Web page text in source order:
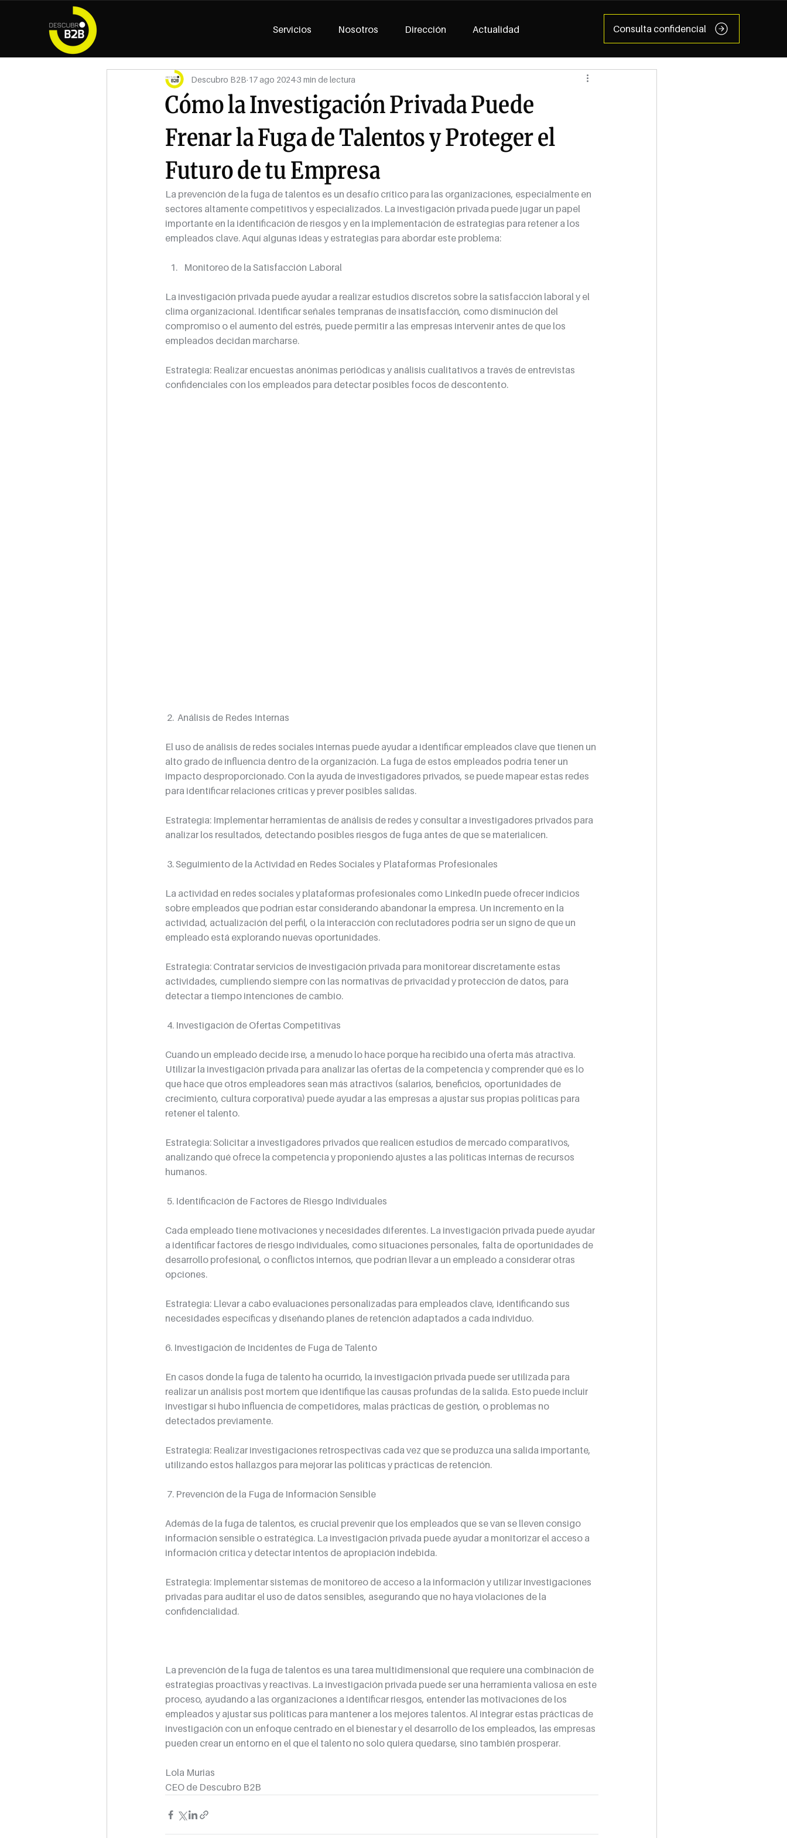
Servicios Nosotros Dirección Actualidad Consulta confidencial
Cómo la Investigación Privada Puede
Frenar la Fuga de Talentos y Proteger el
Futuro de tu Empresa
Descubro B2B 17 ago 20243 min de lectura
La prevención de la fuga de talentos es un desafío crítico para las organizaciones, especialmente en
sectores altamente competitivos y especializados. La investigación privada puede jugar un papel
importante en la identificación de riesgos y en la implementación de estrategias para retener a los
empleados clave. Aquí algunas ideas y estrategias para abordar este problema:
Monitoreo de la Satisfacción Laboral
La investigación privada puede ayudar a realizar estudios discretos sobre la satisfacción laboral y el
clima organizacional. Identificar señales tempranas de insatisfacción, como disminución del
compromiso o el aumento del estrés, puede permitir a las empresas intervenir antes de que los
empleados decidan marcharse.
Estrategia: Realizar encuestas anónimas periódicas y análisis cualitativos a través de entrevistas
confidenciales con los empleados para detectar posibles focos de descontento.
2.  Análisis de Redes Internas
El uso de análisis de redes sociales internas puede ayudar a identificar empleados clave que tienen un
alto grado de influencia dentro de la organización. La fuga de estos empleados podría tener un
impacto desproporcionado. Con la ayuda de investigadores privados, se puede mapear estas redes
para identificar relaciones críticas y prever posibles salidas.
Estrategia: Implementar herramientas de análisis de redes y consultar a investigadores privados para
analizar los resultados, detectando posibles riesgos de fuga antes de que se materialicen.
3. Seguimiento de la Actividad en Redes Sociales y Plataformas Profesionales
La actividad en redes sociales y plataformas profesionales como LinkedIn puede ofrecer indicios
sobre empleados que podrían estar considerando abandonar la empresa. Un incremento en la
actividad, actualización del perfil, o la interacción con reclutadores podría ser un signo de que un
empleado está explorando nuevas oportunidades.
Estrategia: Contratar servicios de investigación privada para monitorear discretamente estas
actividades, cumpliendo siempre con las normativas de privacidad y protección de datos, para
detectar a tiempo intenciones de cambio.
4. Investigación de Ofertas Competitivas
Cuando un empleado decide irse, a menudo lo hace porque ha recibido una oferta más atractiva.
Utilizar la investigación privada para analizar las ofertas de la competencia y comprender qué es lo
que hace que otros empleadores sean más atractivos (salarios, beneficios, oportunidades de
crecimiento, cultura corporativa) puede ayudar a las empresas a ajustar sus propias políticas para
retener el talento.
Estrategia: Solicitar a investigadores privados que realicen estudios de mercado comparativos,
analizando qué ofrece la competencia y proponiendo ajustes a las políticas internas de recursos
humanos.
5. Identificación de Factores de Riesgo Individuales
Cada empleado tiene motivaciones y necesidades diferentes. La investigación privada puede ayudar
a identificar factores de riesgo individuales, como situaciones personales, falta de oportunidades de
desarrollo profesional, o conflictos internos, que podrían llevar a un empleado a considerar otras
opciones.
Estrategia: Llevar a cabo evaluaciones personalizadas para empleados clave, identificando sus
necesidades específicas y diseñando planes de retención adaptados a cada individuo.
6. Investigación de Incidentes de Fuga de Talento
En casos donde la fuga de talento ha ocurrido, la investigación privada puede ser utilizada para
realizar un análisis post mortem que identifique las causas profundas de la salida. Esto puede incluir
investigar si hubo influencia de competidores, malas prácticas de gestión, o problemas no
detectados previamente.
Estrategia: Realizar investigaciones retrospectivas cada vez que se produzca una salida importante,
utilizando estos hallazgos para mejorar las políticas y prácticas de retención.
7. Prevención de la Fuga de Información Sensible
Además de la fuga de talentos, es crucial prevenir que los empleados que se van se lleven consigo
información sensible o estratégica. La investigación privada puede ayudar a monitorizar el acceso a
información crítica y detectar intentos de apropiación indebida.
Estrategia: Implementar sistemas de monitoreo de acceso a la información y utilizar investigaciones
privadas para auditar el uso de datos sensibles, asegurando que no haya violaciones de la
confidencialidad.
La prevención de la fuga de talentos es una tarea multidimensional que requiere una combinación de
estrategias proactivas y reactivas. La investigación privada puede ser una herramienta valiosa en este
proceso, ayudando a las organizaciones a identificar riesgos, entender las motivaciones de los
empleados y ajustar sus políticas para mantener a los mejores talentos. Al integrar estas prácticas de
investigación con un enfoque centrado en el bienestar y el desarrollo de los empleados, las empresas
pueden crear un entorno en el que el talento no solo quiera quedarse, sino también prosperar.
Lola Murias
CEO de Descubro B2B